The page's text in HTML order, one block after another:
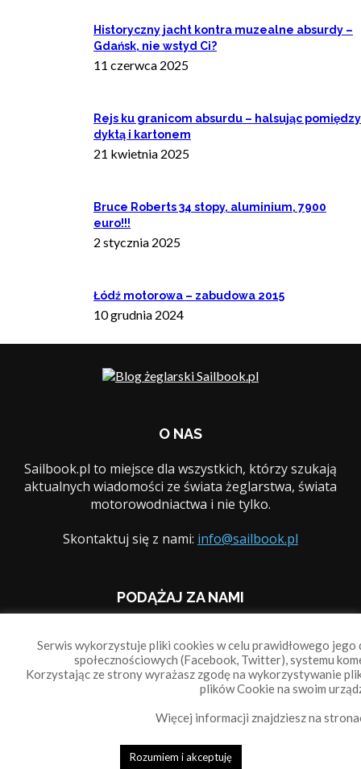
Historyczny jacht kontra muzealne absurdy –
Gdańsk, nie wstyd Ci?
11 czerwca 2025
Rejs ku granicom absurdu – halsując pomiędzy
dyktą i kartonem
21 kwietnia 2025
Bruce Roberts 34 stopy, aluminium, 7900
euro!!!
2 stycznia 2025
Łódź motorowa – zabudowa 2015
10 grudnia 2024
O NAS
Sailbook.pl to miejsce dla wszystkich, którzy szukają
aktualnych wiadomości ze świata żeglarstwa, świata
motorowodniactwa i nie tylko.
Skontaktuj się z nami: info@sailbook.pl
PODĄŻAJ ZA NAMI
Polityka Cookie
Serwis wykorzystuje pliki cookies w celu prawidłowego
społecznościowych (Facebook, Twitter), systemu
Korzystając ze strony wyrażasz zgodę na wykorzystywanie
plików Cookie na swoim
Więcej informacji znajdziesz na
Rozumiem i akceptuję